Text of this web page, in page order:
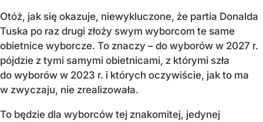
Otóż, jak się okazuje, niewykluczone, że partia Donalda
Tuska po raz drugi złoży swym wyborcom te same
obietnice wyborcze. To znaczy – do wyborów w 2027 r.
pójdzie z tymi samymi obietnicami, z którymi szła
do wyborów w 2023 r. i których oczywiście, jak to ma
w zwyczaju, nie zrealizowała.
To będzie dla wyborców tej znakomitej, jedynej